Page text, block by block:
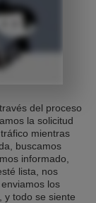
del proceso
la solicitud
mientras
buscamos
informado,
lista, nos
los
y todo se siente